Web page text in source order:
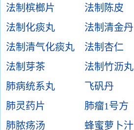
法制槟榔片
法制陈皮
法制化痰丸
法制清金丹
法制清气化痰丸
法制杏仁
法制芽茶
法制竹沥丸
肺病统系丸
飞矾丹
肺灵药片
肺瘤1号方
肺脓疡汤
蜂蜜萝卜汁